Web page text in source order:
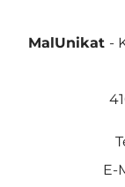
MalUnikat -
E-